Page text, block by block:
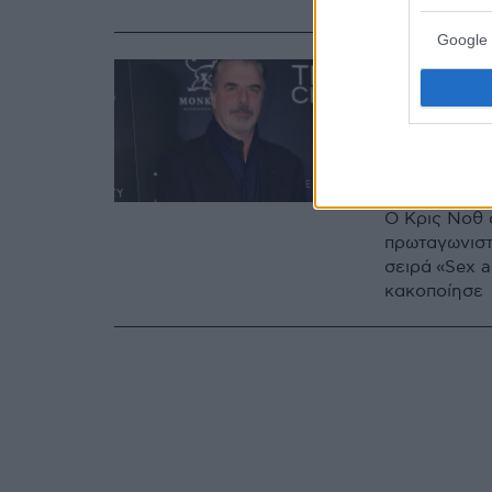
Google
για
Ο Κρις Νοθ
σειρά «Sex
κακοποίησε
21.12.2021, 21:41